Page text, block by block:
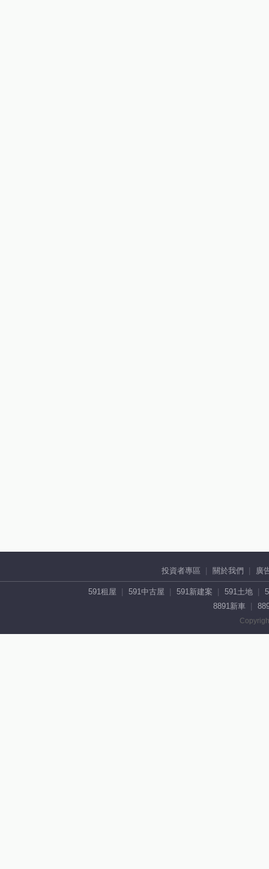
投資者專區 關於我們 廣
591租屋 591中古屋 591新建案 591土地
8891新車